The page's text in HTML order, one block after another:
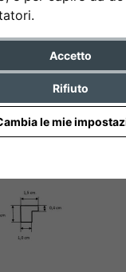
Accetto
Rifiuto
le mie